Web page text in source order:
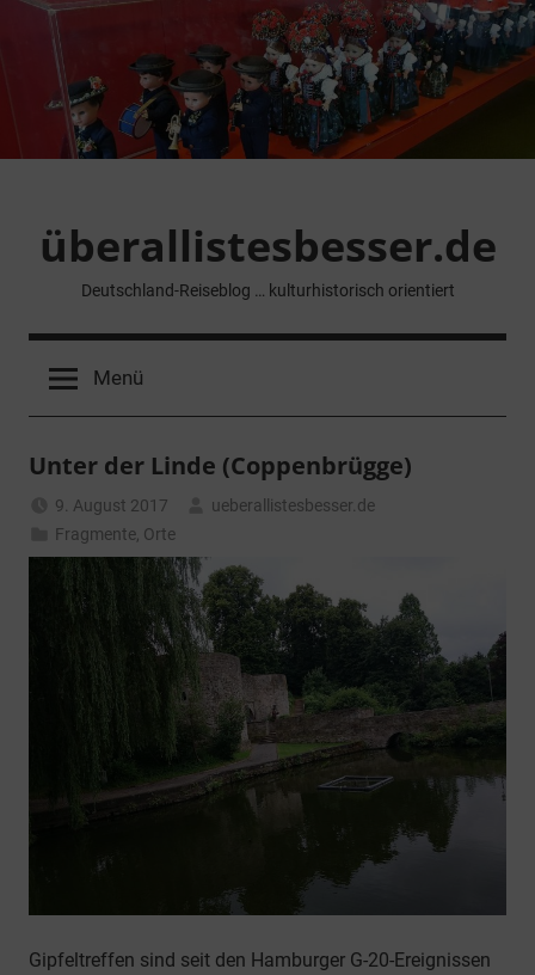
Zum
springen
überallistesbesser.de
Deutschland-Reiseblog … kulturhistorisch orientiert
Menü
Unter der Linde (Coppenbrügge)
9. August 2017
ueberallistesbesser.de
Fragmente Orte
Gipfeltreffen sind seit den Hamburger G-20-Ereignissen